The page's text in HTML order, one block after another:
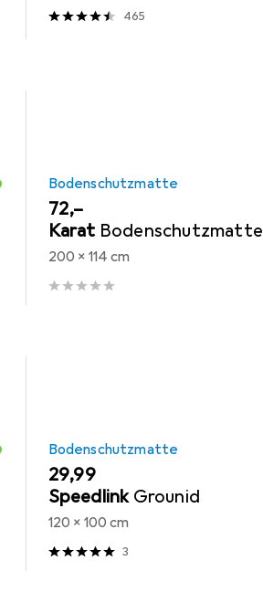
465
Bodenschutzmatte
EUR
72,–
Karat Bodenschutzmatte
200 x 114 cm
Bodenschutzmatte
EUR
29,99
Speedlink Grounid
120 x 100 cm
3